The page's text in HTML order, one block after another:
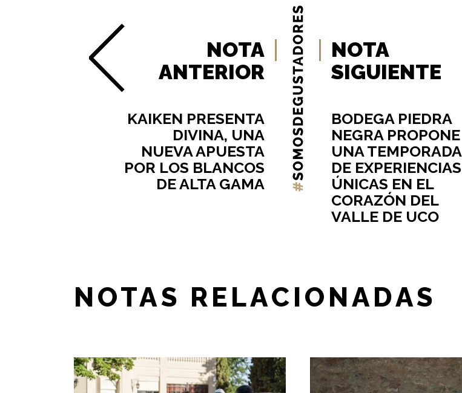
NOTA
ANTERIOR
KAIKEN PRESENTA
DIVINA, UNA
NUEVA APUESTA
POR LOS BLANCOS
DE ALTA GAMA
NOTA
SIGUIENTE
BODEGA PIEDRA
NEGRA PROPONE
UNA TEMPORADA
DE EXPERIENCIAS
ÚNICAS EN EL
CORAZÓN DEL
VALLE DE UCO
NOTAS RELACIONADAS